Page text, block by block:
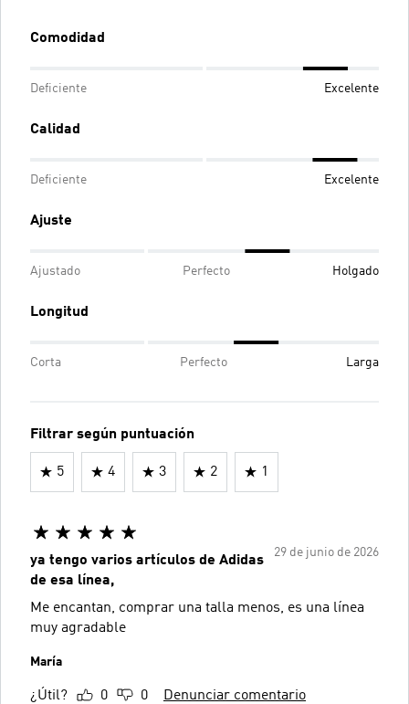
Comodidad
Deficiente Excelente
Calidad
Deficiente Excelente
Ajuste
Ajustado Perfecto Holgado
Longitud
Corta Perfecto Larga
Filtrar según puntuación
5 4 3 2 1
29 de junio de 2026
ya tengo varios artículos de Adidas
de esa línea,
Me encantan, comprar una talla menos, es una línea
muy agradable
María
¿Útil? 0 0 Denunciar comentario